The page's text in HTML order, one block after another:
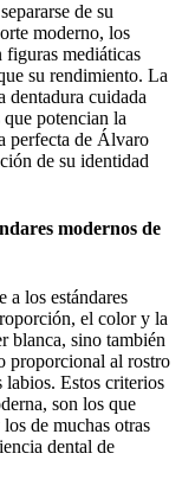
de su
moderno, los
figuras mediáticas
su rendimiento. La
dentadura cuidada
potencian la
perfecta de Álvaro
de su identidad
modernos de
a los estándares
el color y la
blanca, sino también
proporcional al rostro
Estos criterios
son los que
de muchas otras
dental de